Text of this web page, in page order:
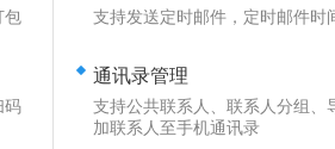
包
码
支持发送定时邮件，定时邮件时
通讯录管理
支持公共联系人、联系人分组、
加联系人至手机通讯录